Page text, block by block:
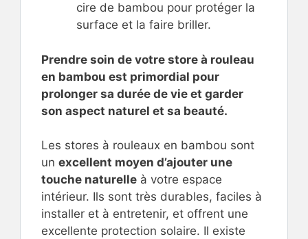
cire de bambou pour protéger la
surface et la faire briller.
Prendre soin de votre store à rouleau
en bambou est primordial pour
prolonger sa durée de vie et garder
son aspect naturel et sa beauté.
Les stores à rouleaux en bambou sont
un excellent moyen d’ajouter une
touche naturelle à votre espace
intérieur. Ils sont très durables, faciles à
installer et à entretenir, et offrent une
excellente protection solaire. Il existe